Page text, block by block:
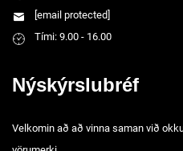
[email protected]
Tími: 9.00 - 16.00
Nýskýrslubréf
Velkomin að að vinna saman við